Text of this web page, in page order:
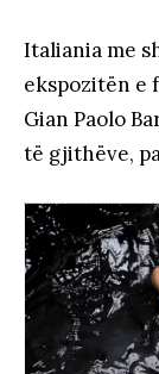
Italiania me
ekspozitën e
Gian Paolo
të gjithëve,